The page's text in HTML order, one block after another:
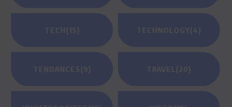
TECH(15) TECHNOLOGY(4)
TENDANCES(9) TRAVEL (20)